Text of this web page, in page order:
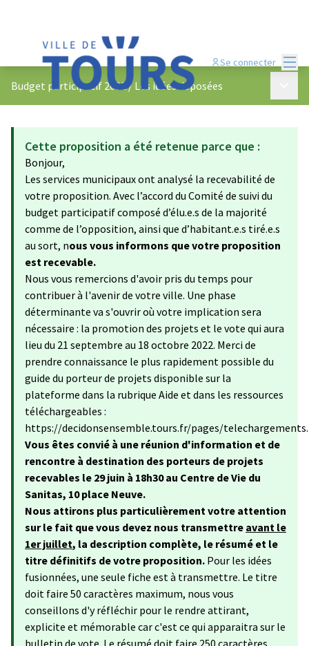
Se connecter
Budget participatif 2022/ Les idées déposées
Cette proposition a été retenue parce que :
Bonjour,
Les services municipaux ont analysé la recevabilité de
votre proposition. Avec l’accord du Comité de suivi du
budget participatif composé d’élu.e.s de la majorité
comme de l’opposition, ainsi que d’habitant.e.s tiré.e.s
au sort, nous vous informons que votre proposition
est recevable.
Nous vous remercions d'avoir pris du temps pour
contribuer à l'avenir de votre ville. Une phase
déterminante va s'ouvrir où votre implication sera
nécessaire : la promotion des projets et le vote qui aura
lieu du 21 septembre au 18 octobre 2022. Merci de
prendre connaissance le plus rapidement possible du
guide du porteur de projets disponible sur la
plateforme dans la rubrique Aide et dans les ressources
téléchargeables :
https://decidonsensemble.tours.fr/pages/telechargements.
Vous êtes convié à une réunion d'information et de
rencontre à destination des porteurs de projets
recevables le 29 juin à 18h30 au Centre de Vie du
Sanitas, 10 place Neuve.
Nous attirons plus particulièrement votre attention
sur le fait que vous devez nous transmettre avant le
1er juillet, la description complète, le résumé et le
titre définitifs de votre proposition. Pour les idées
fusionnées, une seule fiche est à transmettre. Le titre
doit faire 50 caractères maximum, nous vous
conseillons d'y réfléchir pour le rendre attirant,
explicite et mémorable car c'est ce qui apparaitra sur le
bulletin de vote. Le résumé doit faire 250 caractères